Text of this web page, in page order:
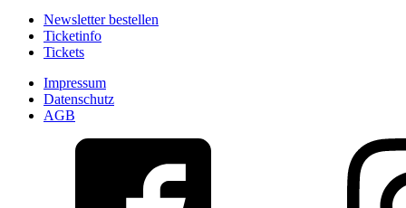
Newsletter bestellen
Ticketinfo
Tickets
Impressum
Datenschutz
AGB